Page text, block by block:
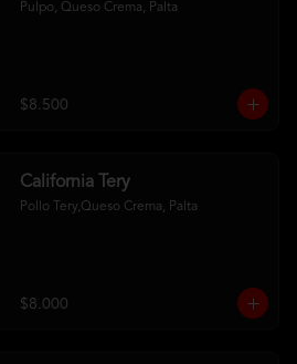
Pulpo, Queso Crema, Palta
$8.500
California Tery
Pollo Tery,Queso Crema, Palta
$8.000